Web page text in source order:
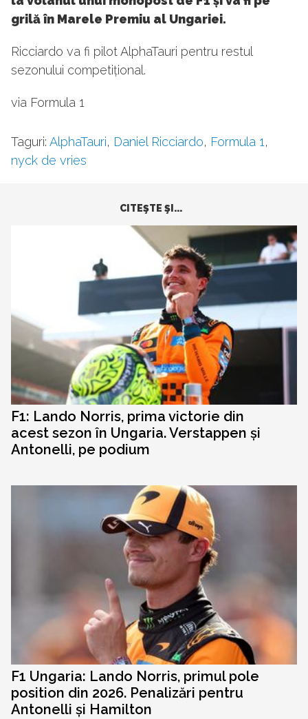
grilă în Marele Premiu al Ungariei.
Ricciardo va fi pilot AlphaTauri pentru restul
sezonului competițional.
via Formula 1
Taguri: AlphaTauri, Daniel Ricciardo, Formula 1,
nyck de vries
CITEŞTE ŞI...
F1: Lando Norris, prima victorie din
acest sezon în Ungaria. Verstappen și
Antonelli, pe podium
F1 Ungaria: Lando Norris, primul pole
position din 2026. Penalizări pentru
Antonelli și Hamilton